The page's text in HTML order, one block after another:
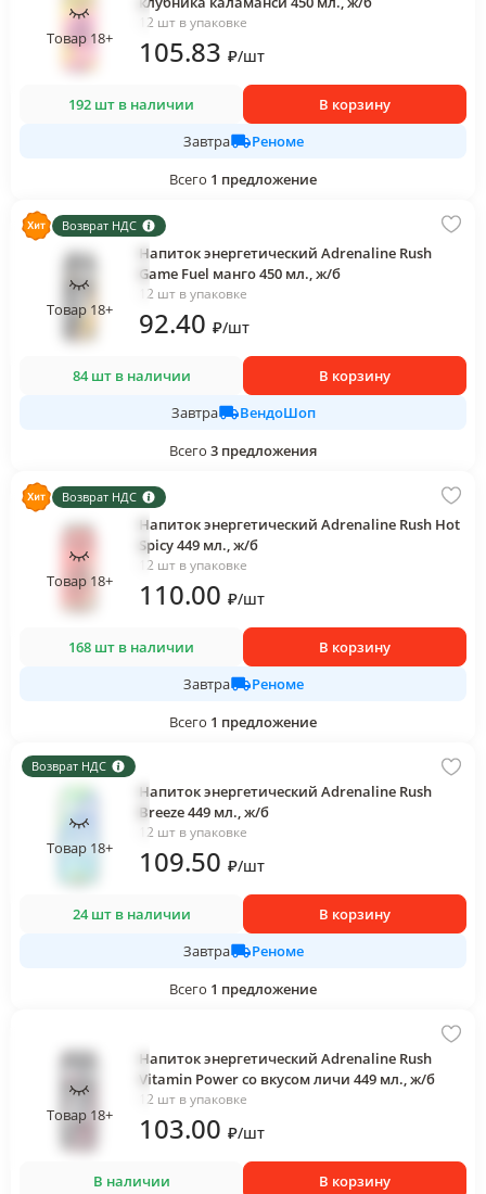
Товар 18+
12 шт в упаковке
105.83 ₽/шт
192 шт в наличии
В корзину
Завтра
Реноме
Всего 1 предложение
Возврат НДС
Товар 18+
Напиток энергетический Adrenaline Rush
Game Fuel манго 450 мл., ж/б
12 шт в упаковке
92.40 ₽/шт
84 шт в наличии
В корзину
Завтра
ВендоШоп
Всего 3 предложения
Возврат НДС
Товар 18+
Напиток энергетический Adrenaline Rush Hot
Spicy 449 мл., ж/б
12 шт в упаковке
110.00 ₽/шт
168 шт в наличии
В корзину
Завтра
Реноме
Всего 1 предложение
Возврат НДС
Товар 18+
Напиток энергетический Adrenaline Rush
Breeze 449 мл., ж/б
12 шт в упаковке
109.50 ₽/шт
24 шт в наличии
В корзину
Завтра
Реноме
Всего 1 предложение
Товар 18+
Напиток энергетический Adrenaline Rush
Vitamin Power со вкусом личи 449 мл., ж/б
12 шт в упаковке
103.00 ₽/шт
В наличии
В корзину